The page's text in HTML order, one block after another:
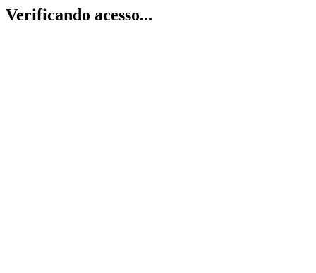
Verificando acesso...